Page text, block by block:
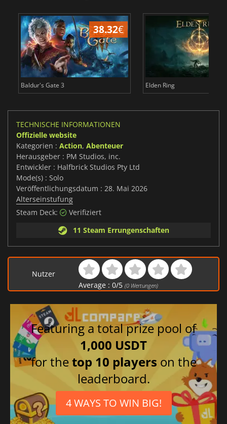
38.32€
Baldur's Gate 3 Elden Ring
TECHNISCHE INFORMATIONEN
Offizielle website
Kategorien : Action, Abenteuer
Herausgeber : PM Studios, inc.
Entwickler : Halfbrick Studios Pty Ltd
Mode(s) : Solo
Veröffentlichungsdatum : 28. Mai 2026
Alterseinstufung
Steam Deck:
Verifiziert
11 Steam Errungenschaften
Nutzer
Average : 0/5 (0Wertungen)
Featuring a total prize pool of
1,000 USDT
for thetop 10 players on the
leaderboard.
4 WAYS TO WIN BIG!